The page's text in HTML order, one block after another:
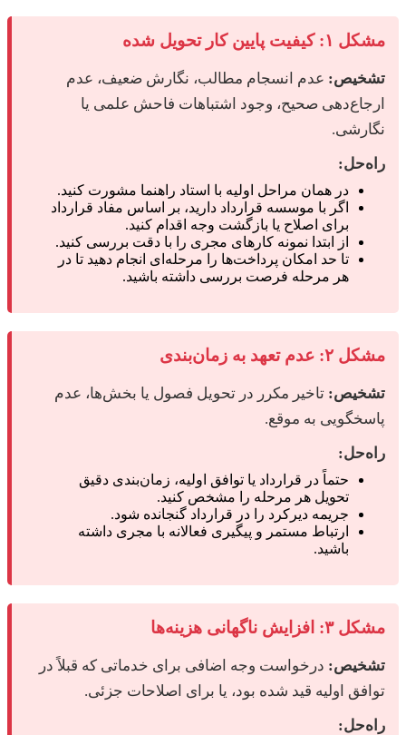
مشکل ۱: کیفیت پایین کار تحویل شده
تشخیص: عدم انسجام مطالب، نگارش ضعیف، عدم
ارجاع‌دهی صحیح، وجود اشتباهات فاحش علمی یا
نگارشی.
راه‌حل:
در همان مراحل اولیه با استاد راهنما مشورت کنید.
اگر با موسسه قرارداد دارید، بر اساس مفاد قرارداد
برای اصلاح یا بازگشت وجه اقدام کنید.
از ابتدا نمونه کارهای مجری را با دقت بررسی کنید.
تا حد امکان پرداخت‌ها را مرحله‌ای انجام دهید تا در
هر مرحله فرصت بررسی داشته باشید.
مشکل ۲: عدم تعهد به زمان‌بندی
تشخیص: تاخیر مکرر در تحویل فصول یا بخش‌ها، عدم
پاسخگویی به موقع.
راه‌حل:
حتماً در قرارداد یا توافق اولیه، زمان‌بندی دقیق
تحویل هر مرحله را مشخص کنید.
جریمه دیرکرد را در قرارداد گنجانده شود.
ارتباط مستمر و پیگیری فعالانه با مجری داشته
باشید.
مشکل ۳: افزایش ناگهانی هزینه‌ها
تشخیص: درخواست وجه اضافی برای خدماتی که قبلاً در
توافق اولیه قید شده بود، یا برای اصلاحات جزئی.
راه‌حل: